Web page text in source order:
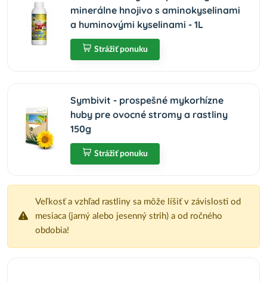
minerálne hnojivo s aminokyselinami
a huminovými kyselinami - 1L
Strážiť ponuku
Symbivit - prospešné mykorhízne
huby pre ovocné stromy a rastliny
150g
Strážiť ponuku
Veľkosť a vzhľad rastliny sa môže líšiť v závislosti od
mesiaca (jarný alebo jesenný strih) a od ročného
obdobia!